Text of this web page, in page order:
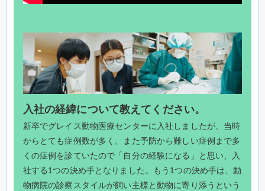
入社の経緯について教えてください。
新卒でグレイス動物医療センターに入社しましたが、当時
からとても症例数が多く、また予防から難しい症例まで多
くの症例を診ていたので「自分の経験になる」と思い、入
社する1つの決め手となりました。もう1つの決め手は、動
物病院の診察スタイルが飼い主様と動物に寄り添うという